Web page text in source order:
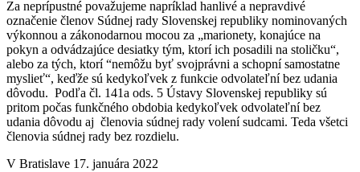
Za neprípustné považujeme napríklad hanlivé a nepravdivé
označenie členov Súdnej rady Slovenskej republiky nominovaných
výkonnou a zákonodarnou mocou za „marionety, konajúce na
pokyn a odvádzajúce desiatky tým, ktorí ich posadili na stoličku“,
alebo za tých, ktorí “nemôžu byť svojprávni a schopní samostatne
myslieť“, keďže sú kedykoľvek z funkcie odvolateľní bez udania
dôvodu. Podľa čl. 141a ods. 5 Ústavy Slovenskej republiky sú
pritom počas funkčného obdobia kedykoľvek odvolateľní bez
udania dôvodu aj členovia súdnej rady volení sudcami. Teda všetci
členovia súdnej rady bez rozdielu.
V Bratislave 17. januára 2022